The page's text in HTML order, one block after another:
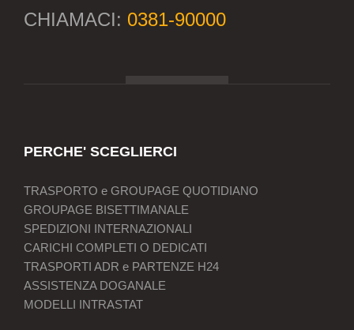
CHIAMACI: 0381-90000
PERCHE' SCEGLIERCI
TRASPORTO e GROUPAGE QUOTIDIANO
GROUPAGE BISETTIMANALE
SPEDIZIONI INTERNAZIONALI
CARICHI COMPLETI O DEDICATI
TRASPORTI ADR e PARTENZE H24
ASSISTENZA DOGANALE
MODELLI INTRASTAT